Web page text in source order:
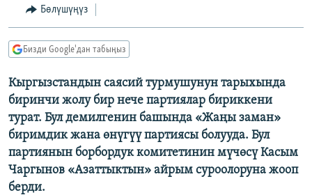
БҮГҮН АЗАТТЫКТА
БИЗ ЖАНА ДҮЙНӨ
ДАНИСТЕ
ЭЖЕ-СИҢДИЛЕР
АЗАТТЫК+
ЫҢГАЙСЫЗ СУРООЛОР
ПОДКАСТ
ӨЗГӨЧӨ ПИКИР
ОНЛАЙН ШЕРИНЕ
Бөлүшүңүз
Бизди Google'дан табыңыз
Кыргызстандын саясий турмушунун тарыхында
биринчи жолу бир нече партиялар бириккени
турат. Бул демилгенин башында «Жаңы заман»
биримдик жана өнүгүү партиясы болууда. Бул
партиянын борбордук комитетинин мүчөсү Касым
Чаргынов «Азаттыктын» айрым суроолоруна жооп
берди.